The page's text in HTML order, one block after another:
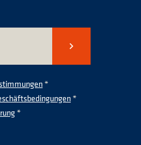
Senden
*
*
*